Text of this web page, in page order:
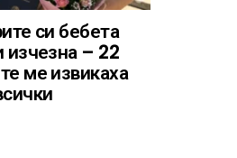
си бебета
изчезна – 22
ме извикаха